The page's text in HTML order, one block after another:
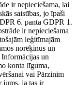
ir nepieciešama, lai
saistības, jo īpaši
6. panta GDPR 1.
ir nepieciešama
leģitīmajām
norēķinus un
un
konta līguma,
vai Pārzinim
jums, ja tas ir